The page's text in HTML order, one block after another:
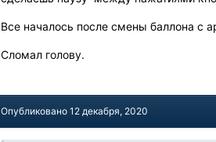
Все началось после смены баллона с
Сломал голову.
Опубликовано12 декабря, 2020